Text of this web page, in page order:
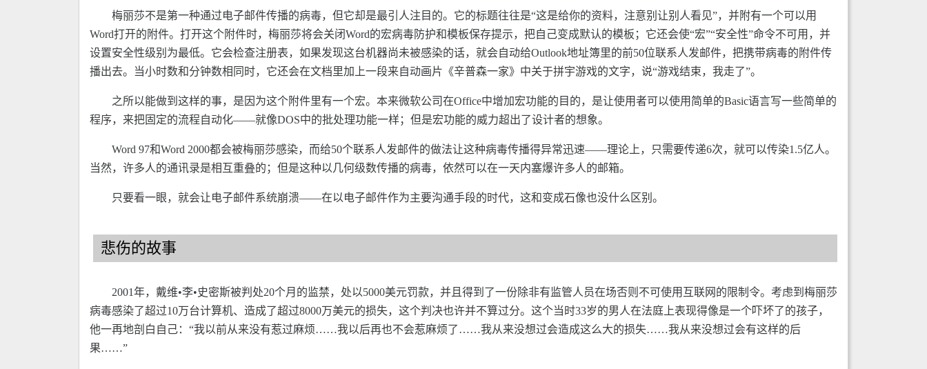
梅丽莎不是第一种通过电子邮件传播的病毒，但它却是最引人注目的。它的标题往往是“这是给你的资料，注意别让别人看见”，并附有一个可以用
Word打开的附件。打开这个附件时，梅丽莎将会关闭Word的宏病毒防护和模板保存提示，把自己变成默认的模板；它还会使“宏”“安全性”命令不可用，并
设置安全性级别为最低。它会检查注册表，如果发现这台机器尚未被感染的话，就会自动给Outlook地址簿里的前50位联系人发邮件，把携带病毒的附件传
播出去。当小时数和分钟数相同时，它还会在文档里加上一段来自动画片《辛普森一家》中关于拼宇游戏的文字，说“游戏结束，我走了”。
之所以能做到这样的事，是因为这个附件里有一个宏。本来微软公司在Office中增加宏功能的目的，是让使用者可以使用简单的Basic语言写一些简单的
程序，来把固定的流程自动化——就像DOS中的批处理功能一样；但是宏功能的威力超出了设计者的想象。
Word 97和Word 2000都会被梅丽莎感染，而给50个联系人发邮件的做法让这种病毒传播得异常迅速——理论上，只需要传递6次，就可以传染1.5亿人。
当然，许多人的通讯录是相互重叠的；但是这种以几何级数传播的病毒，依然可以在一天内塞爆许多人的邮箱。
只要看一眼，就会让电子邮件系统崩溃——在以电子邮件作为主要沟通手段的时代，这和变成石像也没什么区别。
悲伤的故事
2001年，戴维•李•史密斯被判处20个月的监禁，处以5000美元罚款，并且得到了一份除非有监管人员在场否则不可使用互联网的限制令。考虑到梅丽莎
病毒感染了超过10万台计算机、造成了超过8000万美元的损失，这个判决也许并不算过分。这个当时33岁的男人在法庭上表现得像是一个吓坏了的孩子，
他一再地剖白自己：“我以前从来没有惹过麻烦……我以后再也不会惹麻烦了……我从来没想过会造成这么大的损失……我从来没想过会有这样的后
果……”